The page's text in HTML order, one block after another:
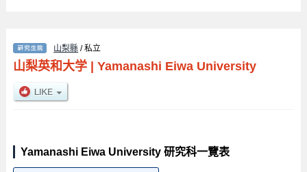
山梨縣 / 私立
山梨英和大学| Yamanashi Eiwa University
Yamanashi Eiwa University 研究科一覽表